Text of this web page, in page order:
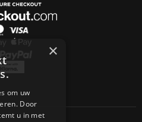
×
om uw
Door
u in met